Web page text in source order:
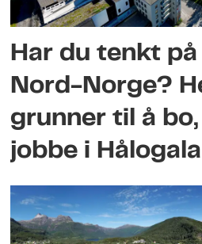
Har du tenkt
Nord-Norge?
grunner til å bo,
jobbe i